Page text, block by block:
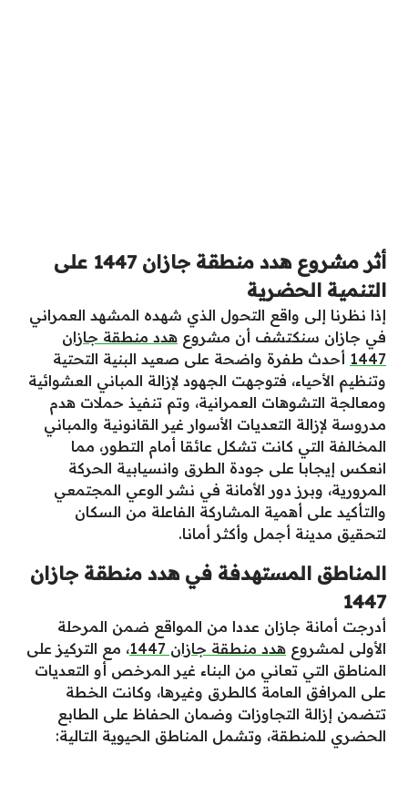
أثر مشروع هدد منطقة جازان 1447 على
التنمية الحضرية
إذا نظرنا إلى واقع التحول الذي شهده المشهد العمراني
في جازان سنكتشف أن مشروع هدد منطقة جازان
1447 أحدث طفرة واضحة على صعيد البنية التحتية
وتنظيم الأحياء، فتوجهت الجهود لإزالة المباني العشوائية
ومعالجة التشوهات العمرانية، وتم تنفيذ حملات هدم
مدروسة لإزالة التعديات الأسوار غير القانونية والمباني
المخالفة التي كانت تشكل عائقا أمام التطور، مما
انعكس إيجابا على جودة الطرق وانسيابية الحركة
المرورية، وبرز دور الأمانة في نشر الوعي المجتمعي
والتأكيد على أهمية المشاركة الفاعلة من السكان
لتحقيق مدينة أجمل وأكثر أمانا.
المناطق المستهدفة في هدد منطقة جازان
1447
أدرجت أمانة جازان عددا من المواقع ضمن المرحلة
الأولى لمشروع هدد منطقة جازان 1447
، مع التركيز على
المناطق التي تعاني من البناء غير المرخص أو التعديات
على المرافق العامة كالطرق وغيرها، وكانت الخطة
تتضمن إزالة التجاوزات وضمان الحفاظ على الطابع
الحضري للمنطقة، وتشمل المناطق الحيوية التالية: